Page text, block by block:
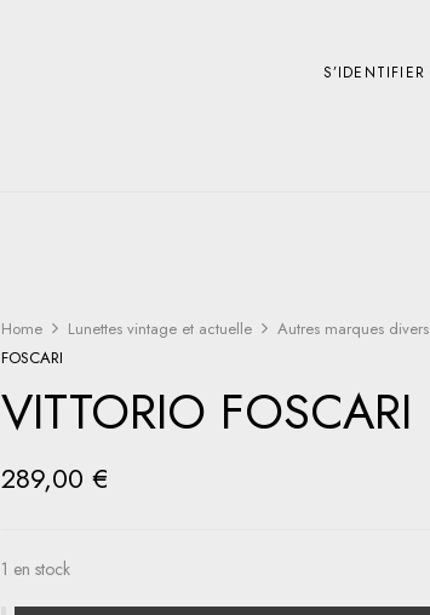
S’IDENTIFIER
Home Lunettes vintage et actuelle Autres marques divers
FOSCARI
VITTORIO FOSCARI
289,00€
1 en stock